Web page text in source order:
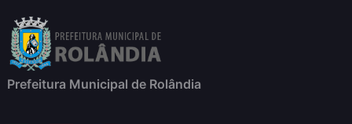
Prefeitura Municipal de Rolândia